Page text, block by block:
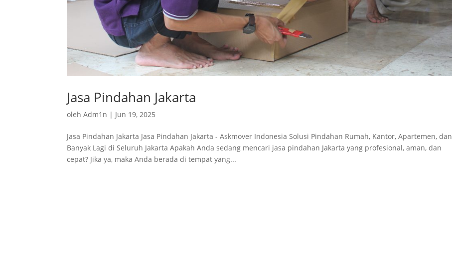
Jasa Pindahan Jakarta
olehAdm1n | Jun 19, 2025
Jasa Pindahan Jakarta Jasa Pindahan Jakarta - Askmover Indonesia Solusi Pindahan Rumah, Kantor, Apartemen, dan
Banyak Lagi di Seluruh Jakarta Apakah Anda sedang mencari jasa pindahan Jakarta yang profesional, aman, dan
cepat? Jika ya, maka Anda berada di tempat yang...